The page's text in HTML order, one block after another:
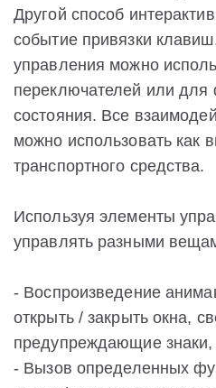
Другой способ
событие привязки
управления можно
переключателей или для
состояния. Все
можно использовать как
транспортного средства.
Используя элементы
управлять разными
- Воспроизведение
открыть / закрыть окна,
предупреждающие знаки,
- Вызов определенных